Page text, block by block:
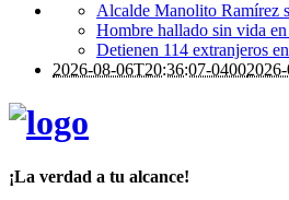
Alcalde Manolito Ramírez
Hombre hallado sin vida
Detienen 114 extranjeros
2026-08-06T20:36:07-0400
¡La verdad a tu alcance!